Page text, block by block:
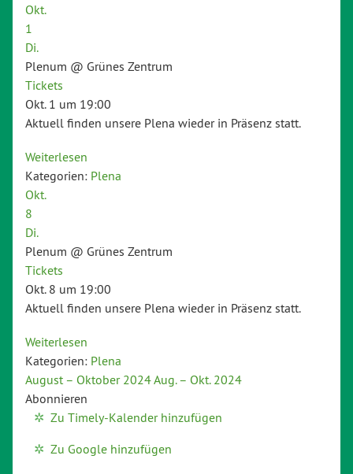
Okt.
1
Di.
Plenum @ Grünes Zentrum
Tickets
Okt. 1 um 19:00
Aktuell finden unsere Plena wieder in Präsenz statt.
Weiterlesen
Kategorien: Plena
Okt.
8
Di.
Plenum @ Grünes Zentrum
Tickets
Okt. 8 um 19:00
Aktuell finden unsere Plena wieder in Präsenz statt.
Weiterlesen
Kategorien: Plena
August – Oktober 2024Aug. – Okt. 2024
Abonnieren
Zu Timely-Kalender hinzufügen
Zu Google hinzufügen